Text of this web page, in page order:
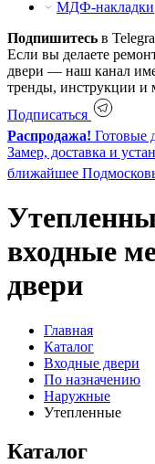
МДФ-накладки
Подпишитесь в
Если вы делаете
двери — наш канал
тренды, инструкции и
Подписаться
Распродажа! Готовые
Замер, доставка и
ближайшее
входные
двери
Главная
Каталог
Входные двери
По назначению
Наружные
Утепленные
Каталог